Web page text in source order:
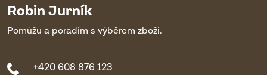
Robin Jurník
Pomůžu a poradím s výběrem zboží.
+420 608 876 123